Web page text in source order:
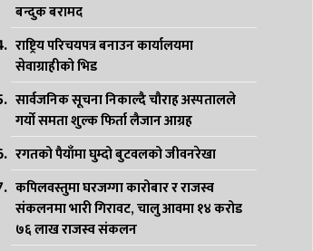
बन्दुक बरामद
राष्ट्रिय परिचयपत्र बनाउन कार्यालयमा
सेवाग्राहीको भिड
सार्वजनिक सूचना निकाल्दै चौराह अस्पतालले
गर्यो समता शुल्क फिर्ता लैजान आग्रह
रगतको पैयाँमा घुम्दो बुटवलको जीवनरेखा
कपिलवस्तुमा घरजग्गा कारोबार र राजस्व
संकलनमा भारी गिरावट, चालु आवमा १४ करोड
७६ लाख राजस्व संकलन